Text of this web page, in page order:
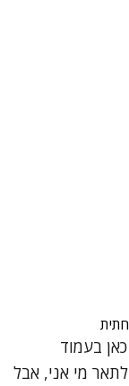
בעמוד
מי אני, אבל